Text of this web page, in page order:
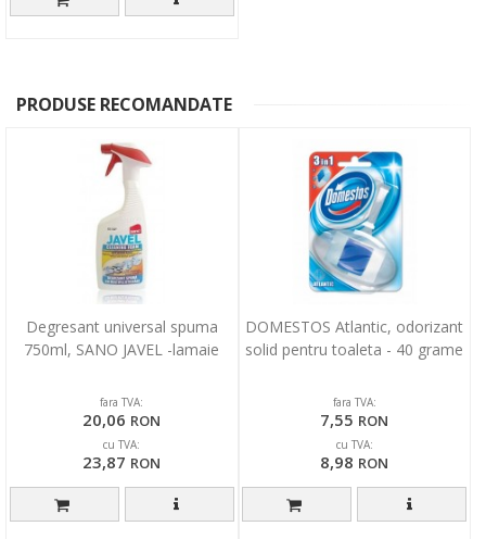
PRODUSE RECOMANDATE
Degresant universal spuma
750ml, SANO JAVEL -lamaie
fara TVA:
20,06 RON
cu TVA:
23,87 RON
DOMESTOS Atlantic, odorizant
solid pentru toaleta - 40 grame
fara TVA:
7,55 RON
cu TVA:
8,98 RON